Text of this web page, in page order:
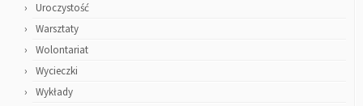
Uroczystość
Warsztaty
Wolontariat
Wycieczki
Wykłady